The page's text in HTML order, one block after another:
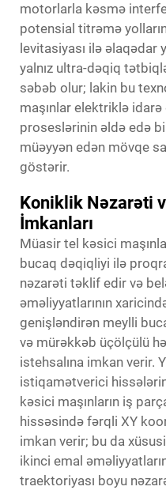
motorlarla kəsmə
potensial titrəmə
levitasiyası ilə
yalnız ultra-dəqiq
səbəb olur; lakin bu
maşınlar elektriklə
proseslərinin əldə edə
müəyyən edən mövqe
göstərir.
Koniklik Nəzarəti
İmkanları
Müasir tel kəsici
bucaq dəqiqliyi ilə
nəzarəti təklif edir və
əməliyyatlarının
genişləndirən meylli
və mürəkkəb üçölçülü
istehsalına imkan verir.
istiqamətverici
kəsici maşınların iş
hissəsində fərqli XY
imkan verir; bu da
ikinci emal
traektoriyası boyu